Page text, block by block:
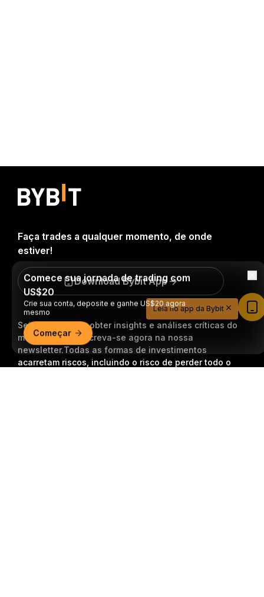
Seja o primeiro a obter insights e análises críticas do
mundo cripto: inscreva-se agora na nossa
newsletter.Todas as formas de investimentos
acarretam riscos, incluindo o risco de perder todo o
Faça trades a qualquer momento, de onde
estiver!
Download Bybit App
Comece sua jornada de trading com
US$20
Crie sua conta, deposite e ganhe US$20 agora
mesmo
Começar
Leia no app da Bybit